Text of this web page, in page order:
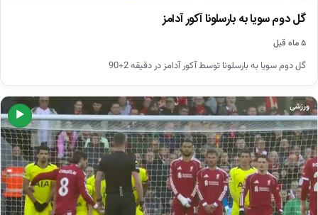
گل دوم سویا به بارسلونا آکور آدامز
۵ ماه قبل
گل دوم سویا به بارسلونا توسط آکور آدامز در دقیقه 2+90
▶
ورزشی